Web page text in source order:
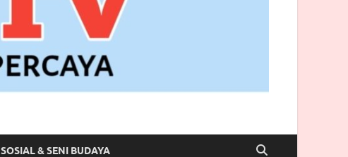
SOSIAL & SENI BUDAYA